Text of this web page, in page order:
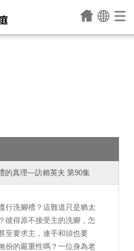
的真理—訪賴英夫 第90集
行洗腳禮？這難道只是猶太
彼得原不接受主的洗腳，怎
至要求主，連手和頭也要
份的嚴重性嗎？一位身為老